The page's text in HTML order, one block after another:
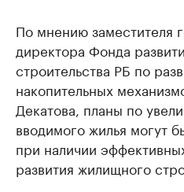
По мнению заместителя
директора Фонда
строительства РБ по
накопительных
Декатова, планы по
вводимого жилья могут
при наличии
развития жилищного